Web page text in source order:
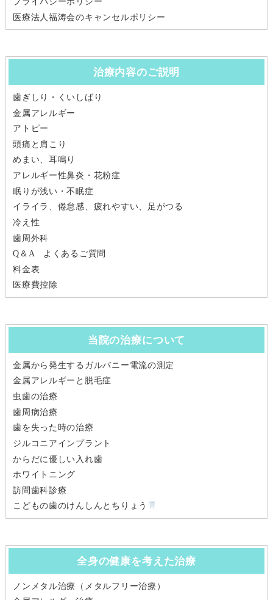
医療法人福涛会のキャンセルポリシー
治療内容のご説明
歯ぎしり・くいしばり
金属アレルギー
アトピー
頭痛と肩こり
めまい、耳鳴り
アレルギー性鼻炎・花粉症
眠りが浅い・不眠症
イライラ、倦怠感、疲れやすい、足がつる
冷え性
歯周外科
Q＆A よくあるご質問
料金表
医療費控除
当院の治療について
金属から発生するガルバニー電流の測定
金属アレルギーと脱毛症
虫歯の治療
歯周病治療
歯を失った時の治療
ジルコニアインプラント
からだに優しい入れ歯
ホワイトニング
訪問歯科診療
こどもの歯のけんしんとちりょう
全身の健康を考えた治療
ノンメタル治療（メタルフリー治療）